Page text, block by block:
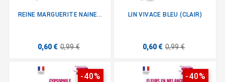
REINE MARGUERITE NAINE...
0,60 € 0,99 €
LIN VIVACE BLEU (CLAIR)
0,60 € 0,99 €
-40% -40%